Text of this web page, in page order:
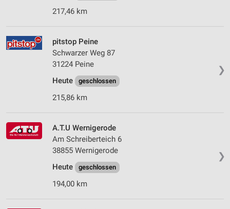
217,46 km
❯
pitstop Peine
Schwarzer Weg 87
31224 Peine
Heute
geschlossen
215,86 km
❯
A.T.U Wernigerode
Am Schreiberteich 6
38855 Wernigerode
Heute
geschlossen
194,00 km